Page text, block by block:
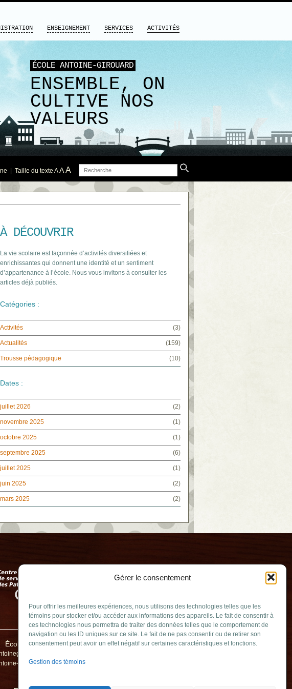
Gérer le consentement
Pour offrir les meilleures expériences, nous utilisons des technologies telles que les
témoins pour stocker et/ou accéder aux informations des appareils. Le fait de consentir à
ces technologies nous permettra de traiter des données telles que le comportement de
navigation ou les ID uniques sur ce site. Le fait de ne pas consentir ou de retirer son
consentement peut avoir un effet négatif sur certaines caractéristiques et fonctions.
Gestion des témoins
ÉCOLE ANTOINE-GIROUARD
ENSEMBLE, ON
CULTIVE NOS
VALEURS
ENSEIGNEMENT SERVICES ACTIVITÉS
| Taille du texte A AA Recherche
À DÉCOUVRIR
La vie scolaire est façonnée d’activités diversifiées et
enrichissantes qui donnent une identité et un sentiment
d’appartenance à l’école. Nous vous invitons à consulter les
articles déjà publiés.
Catégories :
Activités (3)
Actualités (159)
Trousse pédagogique (10)
Dates :
juillet 2026 (2)
novembre 2025 (1)
octobre 2025 (1)
septembre 2025 (6)
juillet 2025 (1)
juin 2025 (2)
mars 2025 (2)
École Antoine-Girouard
Girouard, Boucherville QC J4B